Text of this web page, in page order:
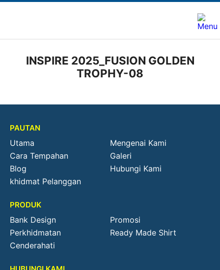
INSPIRE 2025_FUSION GOLDEN
TROPHY-08
PAUTAN
Utama
Mengenai Kami
Cara Tempahan
Galeri
Blog
Hubungi Kami
khidmat Pelanggan
PRODUK
Bank Design
Promosi
Perkhidmatan
Ready Made Shirt
Cenderahati